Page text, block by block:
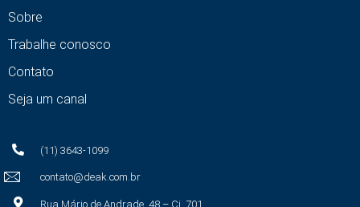
Sobre
Trabalhe conosco
Contato
Seja um canal
(11) 3643-1099
contato@deak.com.br
Rua Mário de Andrade, 48 – Cj. 701